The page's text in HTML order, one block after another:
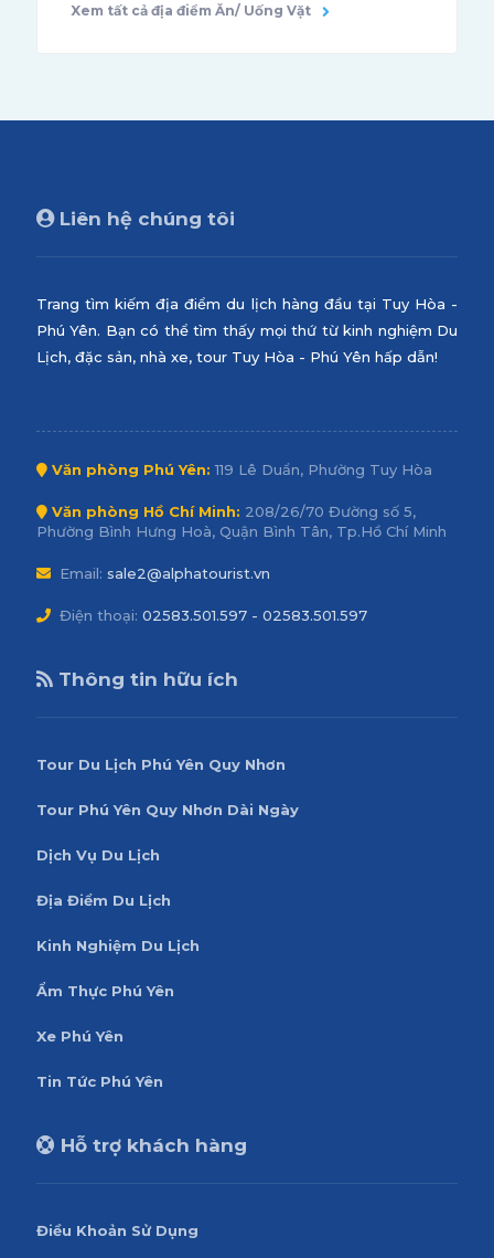
Xem tất cả địa điểm Ăn/ Uống Vặt
Liên hệ chúng tôi
Trang tìm kiếm địa điểm du lịch hàng đầu tại Tuy Hòa -
Phú Yên. Bạn có thể tìm thấy mọi thứ từ kinh nghiệm Du
Lịch, đặc sản, nhà xe, tour Tuy Hòa - Phú Yên hấp dẫn!
Văn phòng Phú Yên: 119 Lê Duẩn, Phường Tuy Hòa
Văn phòng Hồ Chí Minh: 208/26/70 Đường số 5,
Phường Bình Hưng Hoà, Quận Bình Tân, Tp.Hồ Chí Minh
Email: sale2@alphatourist.vn
Điện thoại: 02583.501.597 - 02583.501.597
Thông tin hữu ích
Tour Du Lịch Phú Yên Quy Nhơn
Tour Phú Yên Quy Nhơn Dài Ngày
Dịch Vụ Du Lịch
Địa Điểm Du Lịch
Kinh Nghiệm Du Lịch
Ẩm Thực Phú Yên
Xe Phú Yên
Tin Tức Phú Yên
Hỗ trợ khách hàng
Điều Khoản Sử Dụng